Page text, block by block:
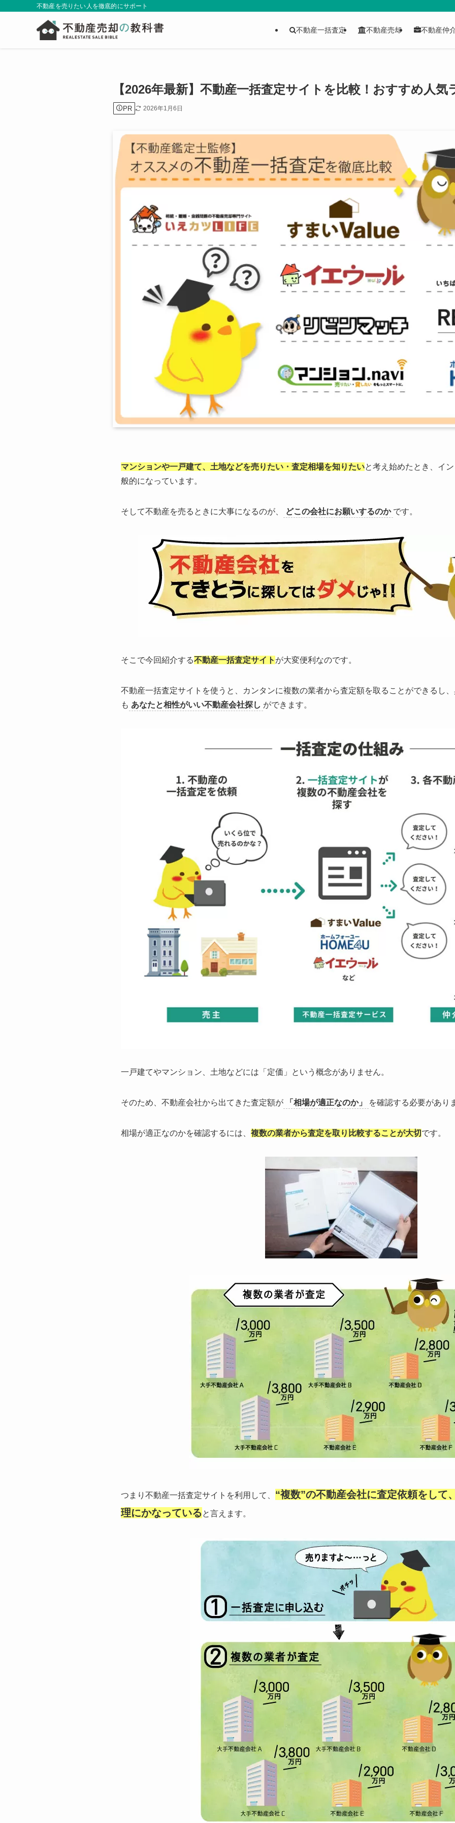
不動産を売りたい人を徹底的にサポート
不動産一括査定 不動産売却 不動産仲
【2026年最新】不動産一括査定サイトを比較！おすすめ人
PR 2026年1月6日
マンションや一戸建て、土地などを売りたい・査定相場を知りたいと考え始めたとき、イ
般的になっています。
そして不動産を売るときに大事になるのが、 どこの会社にお願いするのか です。
そこで今回紹介する不動産一括査定サイト が大変便利なのです。
不動産一括査定サイトを使うと、カンタンに複数の業者から査定額を取ることができるし
も あなたと相性がいい不動産会社探し ができます。
一戸建てやマンション、土地などには「定価」という概念がありません。
そのため、不動産会社から出てきた査定額が 「相場が適正なのか」 を確認する必要があり
相場が適正なのかを確認するには、 複数の業者から査定を取り比較することが大切 です。
つまり不動産一括査定サイトを利用して、 “複数”の不動産会社に査定依頼をして
理にかなっている と言えます。